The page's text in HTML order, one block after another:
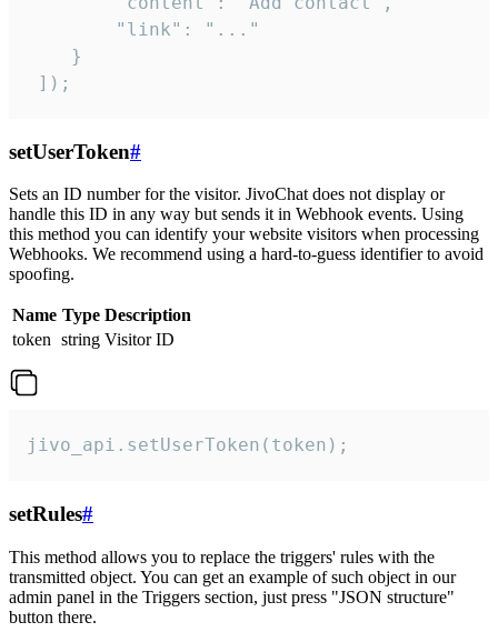
        "link": "..."
    }
]);
setUserToken#
Sets an ID number for the visitor. JivoChat does not display or
handle this ID in any way but sends it in Webhook events. Using
this method you can identify your website visitors when processing
Webhooks. We recommend using a hard-to-guess identifier to avoid
spoofing.
Name Type Description
token string Visitor ID
jivo_api.setUserToken(token);
setRules#
This method allows you to replace the triggers' rules with the
transmitted object. You can get an example of such object in our
admin panel in the Triggers section, just press "JSON structure"
button there.